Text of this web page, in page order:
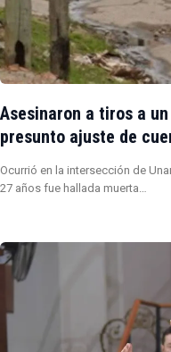
Asesinaron a tiros a
presunto ajuste de
Ocurrió en la intersección de
27 años fue hallada muerta…